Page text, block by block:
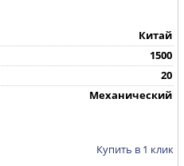
Китай
1500
20
Механический
Купить в 1 клик